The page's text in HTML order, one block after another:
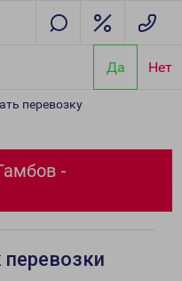
Да Нет
перевозку
-
перевозки